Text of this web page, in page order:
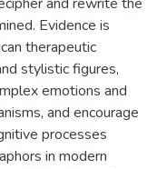
Evidence is
therapeutic
stylistic figures,
emotions and
and encourage
processes
in modern